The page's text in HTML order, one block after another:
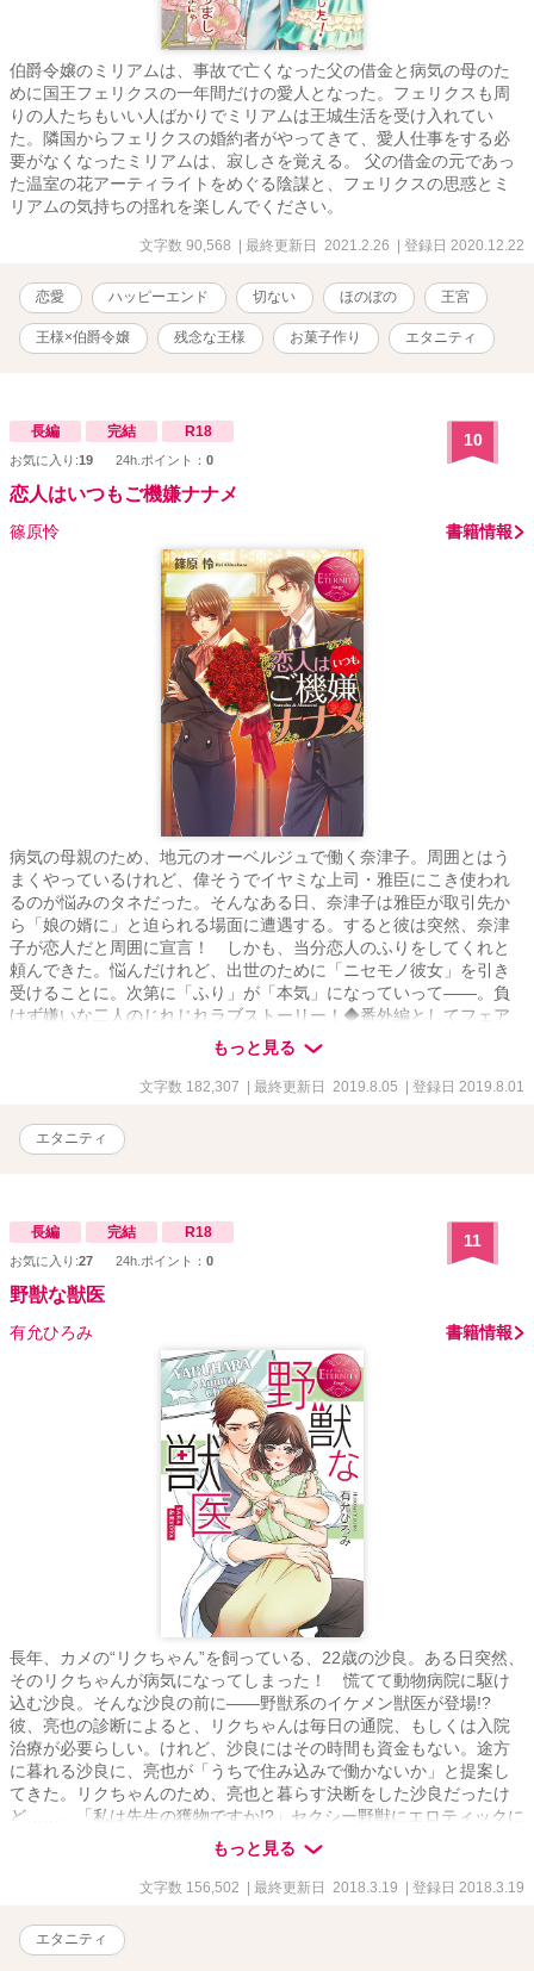
伯爵令嬢のミリアムは、事故で亡くなった父の借金と病気の母のた
めに国王フェリクスの一年間だけの愛人となった。フェリクスも周
りの人たちもいい人ばかりでミリアムは王城生活を受け入れてい
た。隣国からフェリクスの婚約者がやってきて、愛人仕事をする必
要がなくなったミリアムは、寂しさを覚える。 父の借金の元であっ
た温室の花アーティライトをめぐる陰謀と、フェリクスの思惑とミ
リアムの気持ちの揺れを楽しんでください。
文字数 90,568 | 最終更新日 2021.2.26 | 登録日 2020.12.22
恋愛 ハッピーエンド 切ない ほのぼの 王宮
王様×伯爵令嬢 残念な王様 お菓子作り エタニティ
長編 完結 R18
お気に入り:19 24h.ポイント： 0
10
恋人はいつもご機嫌ナナメ
篠原怜 書籍情報
病気の母親のため、地元のオーベルジュで働く奈津子。周囲とはう
まくやっているけれど、偉そうでイヤミな上司・雅臣にこき使われ
るのが悩みのタネだった。そんなある日、奈津子は雅臣が取引先か
ら「娘の婿に」と迫られる場面に遭遇する。すると彼は突然、奈津
子が恋人だと周囲に宣言！ しかも、当分恋人のふりをしてくれと
頼んできた。悩んだけれど、出世のために「ニセモノ彼女」を引き
受けることに。次第に「ふり」が「本気」になっていって――。負
けず嫌いな二人のじれじれラブストーリー！◆番外編としてフェア
にて無料公開した短編2作を再掲します◆
もっと見る
文字数 182,307 | 最終更新日 2019.8.05 | 登録日 2019.8.01
エタニティ
長編 完結 R18
お気に入り:27 24h.ポイント： 0
11
野獣な獣医
有允ひろみ 書籍情報
長年、カメの“リクちゃん”を飼っている、22歳の沙良。ある日突然、
そのリクちゃんが病気になってしまった！ 慌てて動物病院に駆け
込む沙良。そんな沙良の前に――野獣系のイケメン獣医が登場!?
彼、亮也の診断によると、リクちゃんは毎日の通院、もしくは入院
治療が必要らしい。けれど、沙良にはその時間も資金もない。途方
に暮れる沙良に、亮也が「うちで住み込みで働かないか」と提案し
てきた。リクちゃんのため、亮也と暮らす決断をした沙良だったけ
ど……。「私は先生の獲物ですか!?」セクシー野獣にエロティックに
もっと見る
文字数 156,502 | 最終更新日 2018.3.19 | 登録日 2018.3.19
エタニティ